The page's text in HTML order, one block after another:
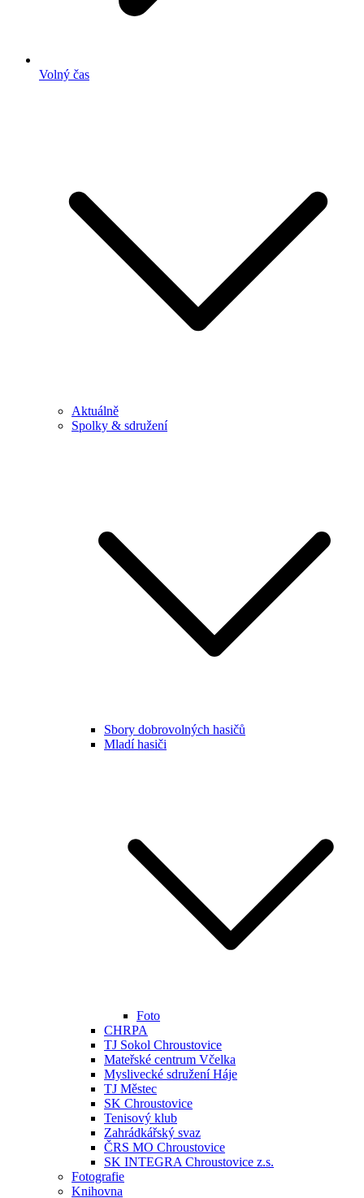
Volný čas
Aktuálně
Spolky & sdružení
Sbory dobrovolných hasičů
Mladí hasiči
Foto
CHRPA
TJ Sokol Chroustovice
Mateřské centrum Včelka
Myslivecké sdružení Háje
TJ Městec
SK Chroustovice
Tenisový klub
Zahrádkářský svaz
ČRS MO Chroustovice
SK INTEGRA Chroustovice z.s.
Fotografie
Knihovna